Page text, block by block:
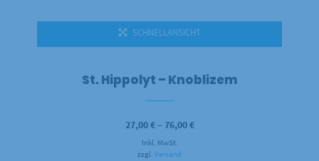
SCHNELLANSICHT
St. Hippolyt – Knoblizem
27,00€– 76,00€Preisspanne:
Inkl. MwSt.
zzgl.Versand